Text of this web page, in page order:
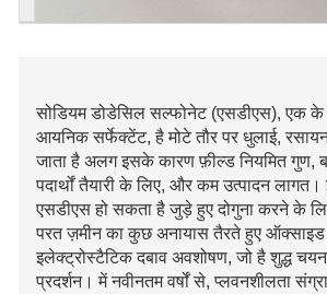
सोडियम डोडेसिल सल्फोनेट (एसडीएस), एक
आयनिक सर्फेक्टेंट, है मोटे तौर पर धुलाई,
जाता है अलग इसके कारण फ़ील्ड नियमित गुण,
पदार्थों तैयारी के लिए, और कम उत्पादन
एसडीएस हो सकता है जुड़े हुए दोगुना करने के
परत ज़मीन का कुछ अनायास तैरते हुए
इलेक्ट्रोस्टैटिक दबाव अवशोषण, जो है शुद्ध
प्रदर्शन। में नवीनतम वर्षों से, प्लवनशीलता